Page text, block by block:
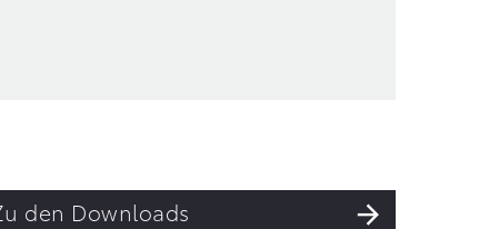
den Downloads